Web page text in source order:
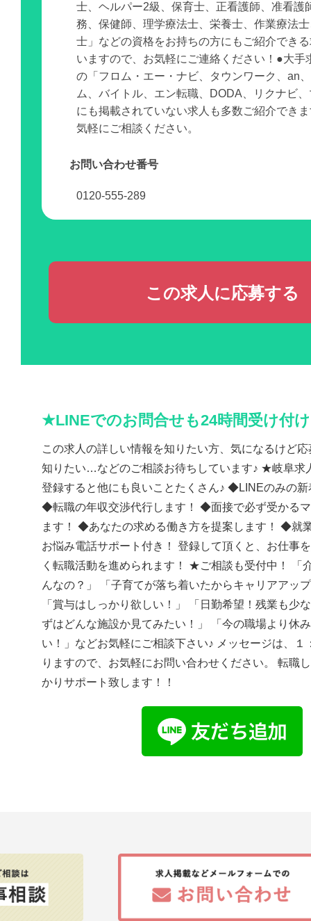
士、ヘルパー2級、保育士、正看護師、准看護
務、保健師、理学療法士、栄養士、作業療法
士」などの資格をお持ちの方にもご紹介でき
いますので、お気軽にご連絡ください！●大手
の「フロム・エー・ナビ、タウンワーク、an
ム、バイトル、エン転職、DODA、リクナビ
にも掲載されていない求人も多数ご紹介でき
気軽にご相談ください。
お問い合わせ番号
0120-555-289
この求人に応募する
★LINEでのお問合せも24時間受け付
この求人の詳しい情報を知りたい方、気になるけど
知りたい…などのご相談お待ちしています♪ ★岐阜求
登録すると他にも良いことたくさん♪ ◆LINEのみの
◆転職の年収交渉代行します！ ◆面接で必ず受かる
ます！ ◆あなたの求める働き方を提案します！ ◆就
お悩み電話サポート付き！ 登録して頂くと、お仕事
く転職活動を進められます！ ★ご相談も受付中！ 「
んなの？」 「子育てが落ち着いたからキャリアアッ
「賞与はしっかり欲しい！」 「日勤希望！残業も少
ずはどんな施設か見てみたい！」 「今の職場より休
い！」などお気軽にご相談下さい♪ メッセージは、１
りますので、お気軽にお問い合わせください。 転職
かりサポート致します！！